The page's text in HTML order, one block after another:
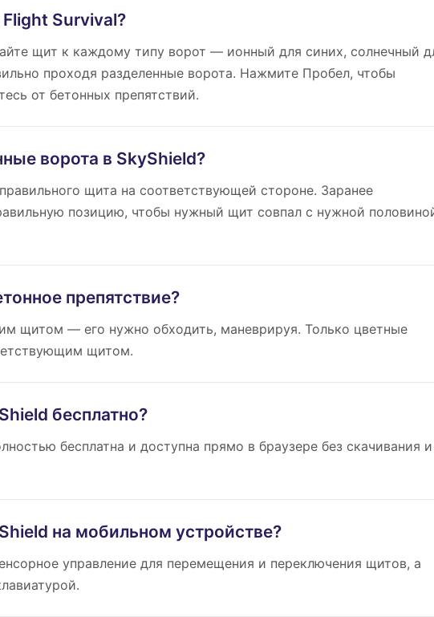
Flight Survival?
щит к каждому типу ворот — ионный для синих, солнечный
проходя разделенные ворота. Нажмите Пробел, чтобы
от бетонных препятствий.
ворота в SkyShield?
щита на соответствующей стороне. Заранее
позицию, чтобы нужный щит совпал с нужной
препятствие?
щитом — его нужно обходить, маневрируя. Только цветные
щитом.
бесплатно?
бесплатна и доступна прямо в браузере без скачивания и
на мобильном устройстве?
управление для перемещения и переключения щитов, а